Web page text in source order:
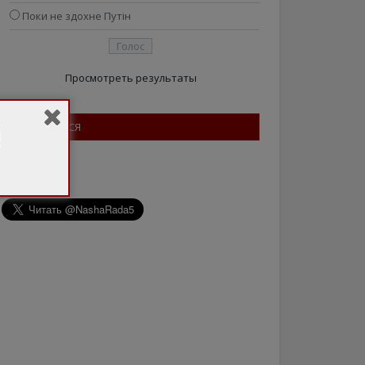
Поки не здохне Путін
Просмотреть результаты
ПІДПИШІТЬСЯ